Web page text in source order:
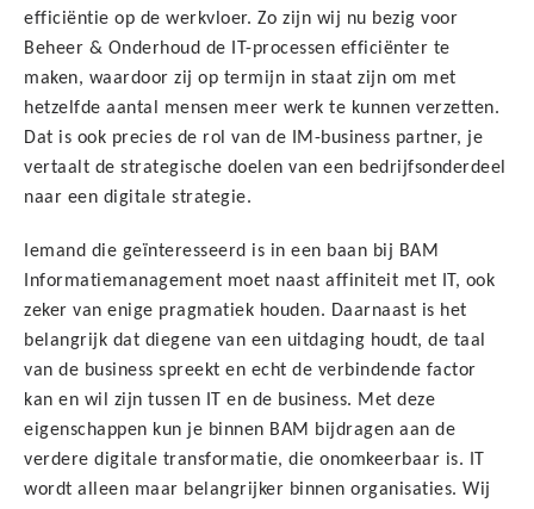
efficiëntie op de werkvloer. Zo zijn wij nu bezig voor
Beheer & Onderhoud de IT-processen efficiënter te
maken, waardoor zij op termijn in staat zijn om met
hetzelfde aantal mensen meer werk te kunnen verzetten.
Dat is ook precies de rol van de IM-business partner, je
vertaalt de strategische doelen van een bedrijfsonderdeel
naar een digitale strategie.
Iemand die geïnteresseerd is in een baan bij BAM
Informatiemanagement moet naast affiniteit met IT, ook
zeker van enige pragmatiek houden. Daarnaast is het
belangrijk dat diegene van een uitdaging houdt, de taal
van de business spreekt en echt de verbindende factor
kan en wil zijn tussen IT en de business. Met deze
eigenschappen kun je binnen BAM bijdragen aan de
verdere digitale transformatie, die onomkeerbaar is. IT
wordt alleen maar belangrijker binnen organisaties. Wij